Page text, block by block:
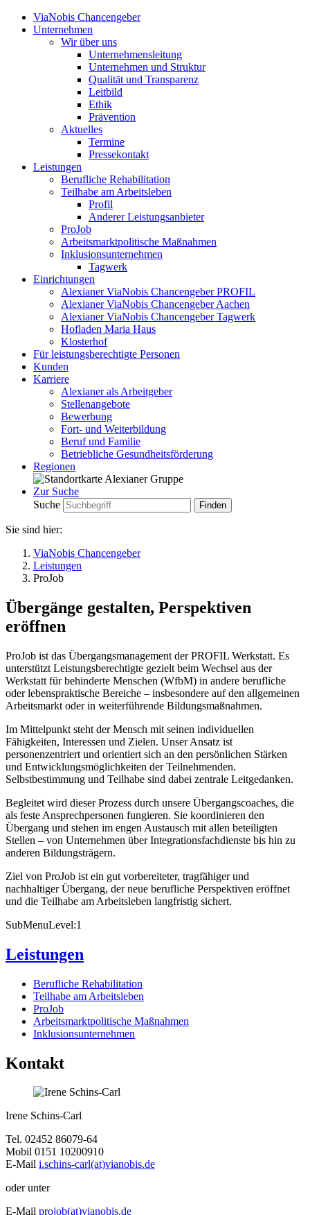
ViaNobis Chancengeber
Unternehmen
Wir über uns
Unternehmensleitung
Unternehmen und Struktur
Qualität und Transparenz
Leitbild
Ethik
Prävention
Aktuelles
Termine
Pressekontakt
Leistungen
Berufliche Rehabilitation
Teilhabe am Arbeitsleben
Profil
Anderer Leistungsanbieter
ProJob
Arbeitsmarktpolitische Maßnahmen
Inklusionsunternehmen
Tagwerk
Einrichtungen
Alexianer ViaNobis Chancengeber PROFIL
Alexianer ViaNobis Chancengeber Aachen
Alexianer ViaNobis Chancengeber Tagwerk
Hofladen Maria Haus
Klosterhof
Für leistungsberechtigte Personen
Kunden
Karriere
Alexianer als Arbeitgeber
Stellenangebote
Bewerbung
Fort- und Weiterbildung
Beruf und Familie
Betriebliche Gesundheitsförderung
Regionen
Zur Suche
Suche
Sie sind hier:
ViaNobis Chancengeber
Leistungen
ProJob
Übergänge gestalten, Perspektiven
eröffnen
ProJob ist das Übergangsmanagement der PROFIL Werkstatt. Es
unterstützt Leistungsberechtigte gezielt beim Wechsel aus der
Werkstatt für behinderte Menschen (WfbM) in andere berufliche
oder lebenspraktische Bereiche – insbesondere auf den allgemeinen
Arbeitsmarkt oder in weiterführende Bildungsmaßnahmen.
Im Mittelpunkt steht der Mensch mit seinen individuellen
Fähigkeiten, Interessen und Zielen. Unser Ansatz ist
personenzentriert und orientiert sich an den persönlichen Stärken
und Entwicklungsmöglichkeiten der Teilnehmenden.
Selbstbestimmung und Teilhabe sind dabei zentrale Leitgedanken.
Begleitet wird dieser Prozess durch unsere Übergangscoaches, die
als feste Ansprechpersonen fungieren. Sie koordinieren den
Übergang und stehen im engen Austausch mit allen beteiligten
Stellen – von Unternehmen über Integrationsfachdienste bis hin zu
anderen Bildungsträgern.
Ziel von ProJob ist ein gut vorbereiteter, tragfähiger und
nachhaltiger Übergang, der neue berufliche Perspektiven eröffnet
und die Teilhabe am Arbeitsleben langfristig sichert.
SubMenuLevel:1
Leistungen
Berufliche Rehabilitation
Teilhabe am Arbeitsleben
ProJob
Arbeitsmarktpolitische Maßnahmen
Inklusionsunternehmen
Kontakt
Irene Schins-Carl
Tel. 02452 86079-64
Mobil 0151 10200910
E-Mail i.schins-carl(at)vianobis.de
oder unter
E-Mail projob(at)vianobis.de